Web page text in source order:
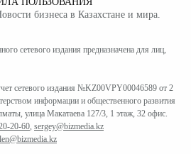
бизнеса в Казахстане и мира.
сетевого издания предназначена для лиц,
сетевого издания №KZ00VPY00046589 от 2
информации и общественного развития
улица Макатаева 127/3, 1 этаж, 32 офис.
20-60, sergey@bizmedia.kz